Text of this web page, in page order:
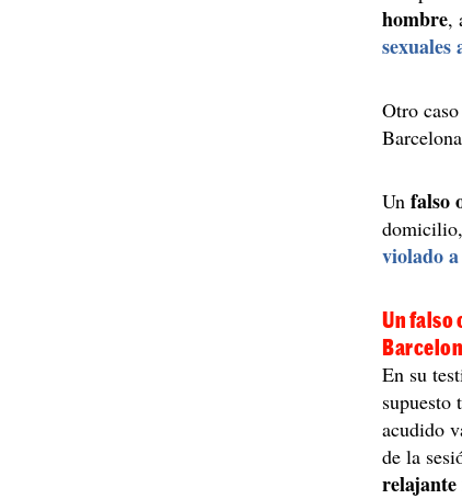
hombre,
sexuales
Otro
Unfalso
violado
Un falso
En su
supuesto
acudido
de la